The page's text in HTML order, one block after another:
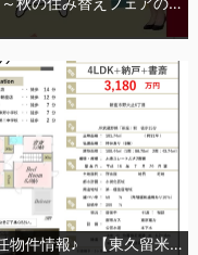
【委任物件情報】新座市野火止 弊社委任物件情報♪ 【東久留米営業所】